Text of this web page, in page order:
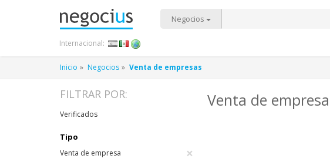
Negocios
Internacional:
Inicio Negocios Venta de empresas
Venta de
FILTRAR POR:
Verificados
Tipo
Venta de empresa ×